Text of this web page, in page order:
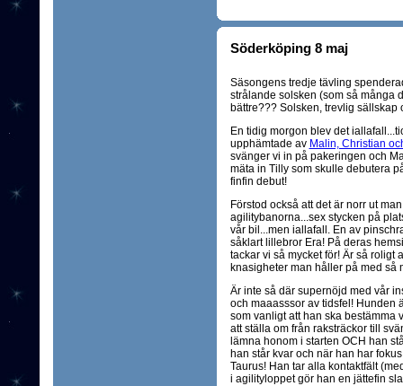
Söderköping 8 maj
Säsongens tredje tävling
strålande solsken (som så många
bättre??? Solsken, trevlig sällskap
En tidig morgon blev det
upphämtade av Malin, Christian
svänger vi in på pakeringen och
mäta in Tilly som skulle debutera
finfin debut!
Förstod också att det är norr ut
agilitybanorna...sex stycken på
vår bil...men iallafall. En av
såklart lillebror Era! På deras
tackar vi så mycket för! Är så roligt
knasigheter man håller på med så
Är inte så där supernöjd med vår
och maaasssor av tidsfel! Hunden
som vanligt att han ska bestämma
att ställa om från raksträckor till
lämna honom i starten OCH han
han står kvar och när han har
Taurus! Han tar alla kontaktfält
i agilityloppet gör han en jättefin